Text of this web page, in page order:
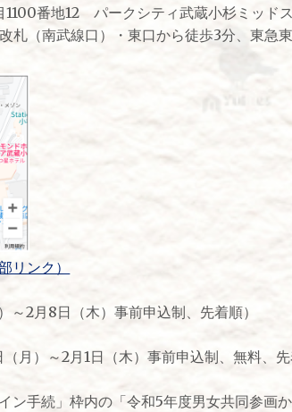
1100番地12 パークシティ武蔵小杉ミッド
札（南武線口）・東口から徒歩3分、東急
リンク）
～2月8日（木）事前申込制、先着順）
（月）～2月1日（木）事前申込制、無料、
ン手続」枠内の「令和5年度男女共同参画